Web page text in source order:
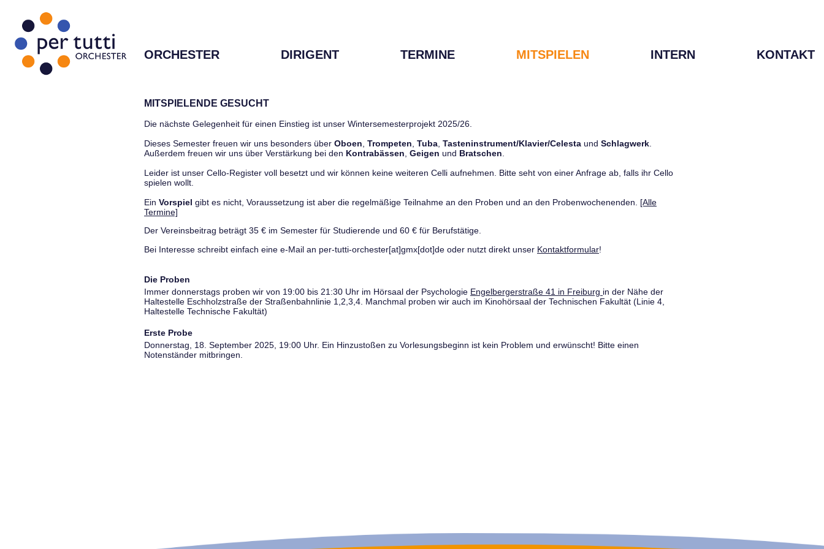
ORCHESTER DIRIGENT TERMINE MITSPIELEN INTERN KONTAKT
MITSPIELENDE GESUCHT
Die nächste Gelegenheit für einen Einstieg ist unser Wintersemesterprojekt 2025/26.
Dieses Semester freuen wir uns besonders über Oboen Trompeten Tuba Tasteninstrument/Klavier/Celesta und Schlagwerk
Außerdem freuen wir uns über Verstärkung bei den Kontrabässen Geigen und Bratschen
Leider ist unser Cello-Register voll besetzt und wir können keine weiteren Celli aufnehmen. Bitte seht von einer Anfrage ab, falls ihr Cello
spielen wollt.
Ein Vorspiel gibt es nicht, Voraussetzung ist aber die regelmäßige Teilnahme an den Proben und an den Probenwochenenden. [Alle
Termine]
Der Vereinsbeitrag beträgt 35 € im Semester für Studierende und 60 € für Berufstätige.
Bei Interesse schreibt einfach eine e-Mail an per-tutti-orchester[at]gmx[dot]de oder nutzt direkt unser Kontaktformular!
Die Proben
Immer donnerstags proben wir von 19:00 bis 21:30 Uhr im Hörsaal der Psychologie Engelbergerstraße 41 in Freiburg in der Nähe der
Haltestelle Eschholzstraße der Straßenbahnlinie 1,2,3,4. Manchmal proben wir auch im Kinohörsaal der Technischen Fakultät (Linie 4,
Haltestelle Technische Fakultät)
Erste Probe
Donnerstag, 18. September 2025, 19:00 Uhr. Ein Hinzustoßen zu Vorlesungsbeginn ist kein Problem und erwünscht! Bitte einen
Notenständer mitbringen.